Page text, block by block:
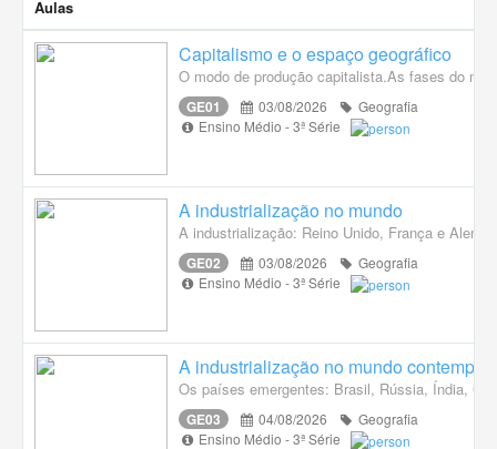
Aulas
Capitalismo e o espaço geográfico
O modo de produção capitalista.As fases do
GE01 03/08/2026
Geografia
Ensino Médio - 3ª Série
A industrialização no mundo
A industrialização: Reino Unido, França e
GE02 03/08/2026
Geografia
Ensino Médio - 3ª Série
A industrialização no mundo
Os países emergentes: Brasil, Rússia, Índia,
GE03 04/08/2026
Geografia
Ensino Médio - 3ª Série